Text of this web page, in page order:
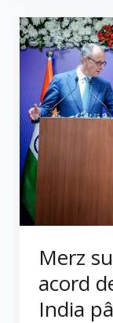
Merz
acord
India